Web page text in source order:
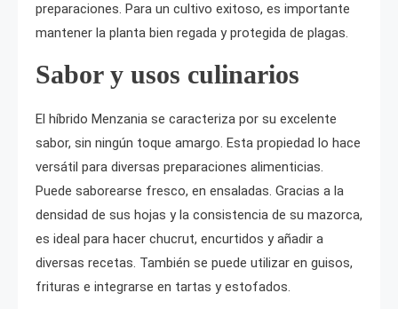
preparaciones. Para un cultivo exitoso, es importante
mantener la planta bien regada y protegida de plagas.
Sabor y usos culinarios
El híbrido Menzania se caracteriza por su excelente
sabor, sin ningún toque amargo. Esta propiedad lo hace
versátil para diversas preparaciones alimenticias.
Puede saborearse fresco, en ensaladas. Gracias a la
densidad de sus hojas y la consistencia de su mazorca,
es ideal para hacer chucrut, encurtidos y añadir a
diversas recetas. También se puede utilizar en guisos,
frituras e integrarse en tartas y estofados.